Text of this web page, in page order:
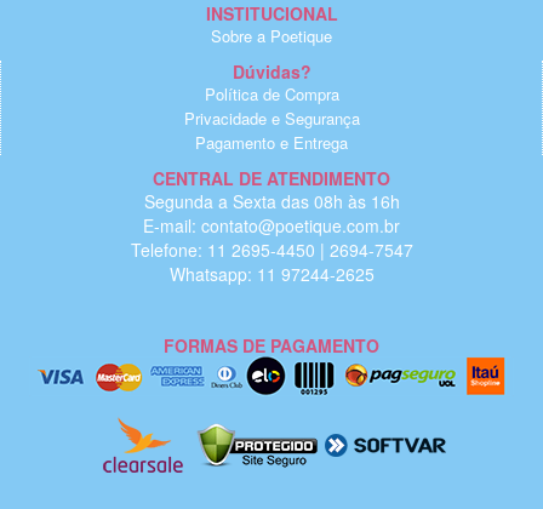
INSTITUCIONAL
Sobre a Poetique
Dúvidas?
Política de Compra
Privacidade e Segurança
Pagamento e Entrega
CENTRAL DE ATENDIMENTO
Segunda a Sexta das 08h às 16h
E-mail: contato@poetique.com.br
Telefone: 11 2695-4450 | 2694-7547
Whatsapp: 11 97244-2625
FORMAS DE PAGAMENTO